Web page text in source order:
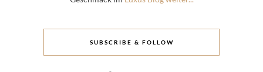
SUBSCRIBE & FOLLOW